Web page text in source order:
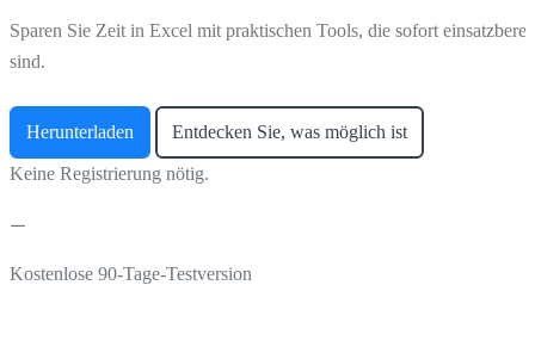
Sparen Sie Zeit in Excel mit praktischen Tools, die sofort einsatzbereit
sind.
Herunterladen Entdecken Sie, was möglich ist
Keine Registrierung nötig.
Kostenlose 90-Tage-Testversion